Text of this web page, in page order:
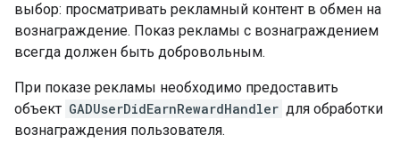
выбор: просматривать рекламный контент в обмен на
вознаграждение. Показ рекламы с вознаграждением
всегда должен быть добровольным.
При показе рекламы необходимо предоставить
объект GADUserDidEarnRewardHandler для обработки
вознаграждения пользователя.